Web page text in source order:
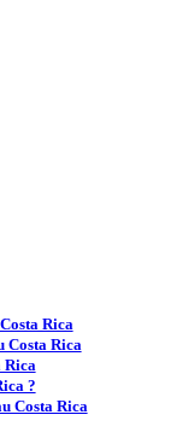
Rica
Costa Rica
Rica
?
Costa Rica